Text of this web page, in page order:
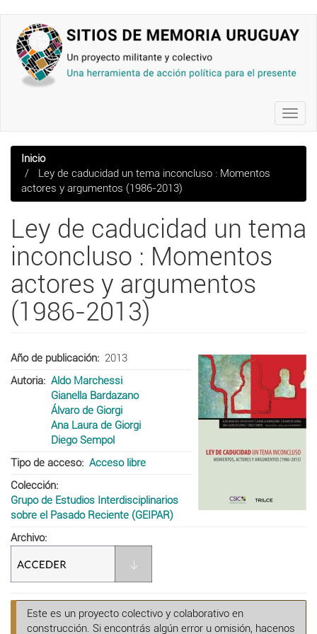
contenido
principal
Inicio
Ley de caducidad un tema inconcluso : Momentos
actores y argumentos (1986-2013)
Ley de caducidad un tema
inconcluso : Momentos
actores y argumentos
(1986-2013)
Año de publicación
2013
Autoria
Aldo Marchessi
Gianella Bardazano
Álvaro de Giorgi
Ana Laura de Giorgi
Diego Sempol
Tipo de acceso
Acceso libre
Colección
Grupo de Estudios Interdisciplinarios
sobre el Pasado Reciente (GEIPAR)
Archivo
Este es un proyecto colectivo y colaborativo en
construcción. Si encontrás algún error u omisión, hacenos